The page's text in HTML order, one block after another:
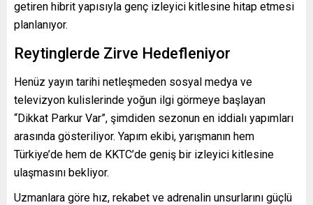
getiren hibrit yapısıyla genç izleyici kitlesine hitap etmesi
planlanıyor.
Reytinglerde Zirve Hedefleniyor
Henüz yayın tarihi netleşmeden sosyal medya ve
televizyon kulislerinde yoğun ilgi görmeye başlayan
“Dikkat Parkur Var”, şimdiden sezonun en iddialı yapımları
arasında gösteriliyor. Yapım ekibi, yarışmanın hem
Türkiye’de hem de KKTC’de geniş bir izleyici kitlesine
ulaşmasını bekliyor.
Uzmanlara göre hız, rekabet ve adrenalin unsurlarını güçlü